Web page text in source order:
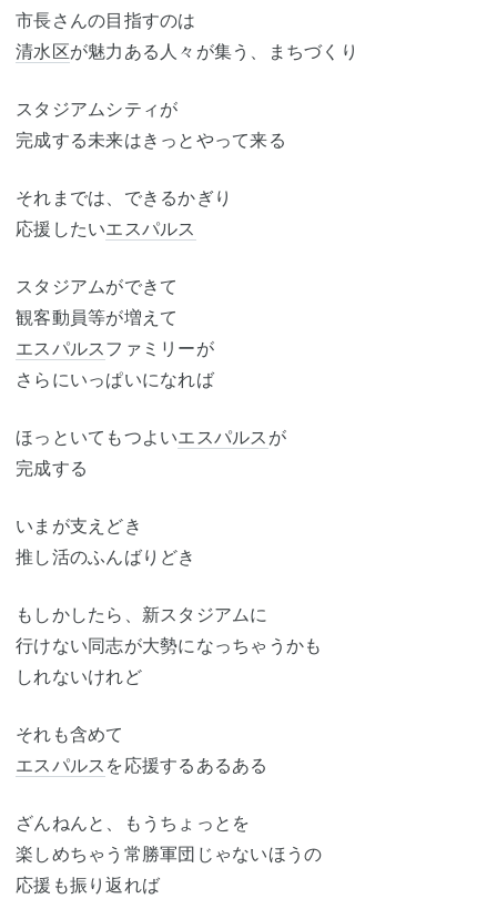
市長さんの目指すのは
清水区が魅力ある人々が集う、まちづくり
スタジアムシティが
完成する未来はきっとやって来る
それまでは、できるかぎり
応援したいエスパルス
スタジアムができて
観客動員等が増えて
エスパルスファミリーが
さらにいっぱいになれば
ほっといてもつよいエスパルス が
完成する
いまが支えどき
推し活のふんばりどき
もしかしたら、新スタジアムに
行けない同志が大勢になっちゃうかも
しれないけれど
それも含めて
エスパルス を応援するあるある
ざんねんと、もうちょっとを
楽しめちゃう常勝軍団じゃないほうの
応援も振り返れば